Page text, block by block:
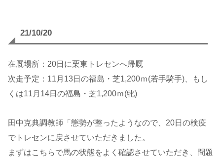
21/10/20
在厩場所：20日に栗東トレセンへ帰厩
次走予定：11月13日の福島・芝1,200ｍ(若手騎手)、もし
くは11月14日の福島・芝1,200ｍ(牝)
田中克典調教師「態勢が整ったようなので、20日の検疫
でトレセンに戻させていただきました。
まずはこちらで馬の状態をよく確認させていただき、問題